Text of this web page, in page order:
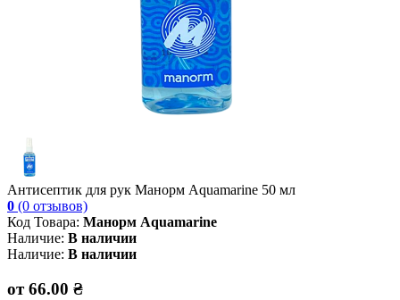
Антисептик для рук Манорм Aquamarine 50 мл
0 (0 отзывов)
Код Товара: Манорм Aquamarine
Наличие: В наличии
Наличие: В наличии
от 66.00 ₴